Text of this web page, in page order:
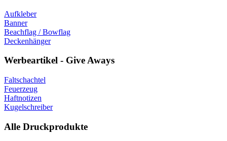
Aufkleber
Banner
Beachflag / Bowflag
Deckenhänger
Werbeartikel - Give Aways
Faltschachtel
Feuerzeug
Haftnotizen
Kugelschreiber
Alle Druckprodukte